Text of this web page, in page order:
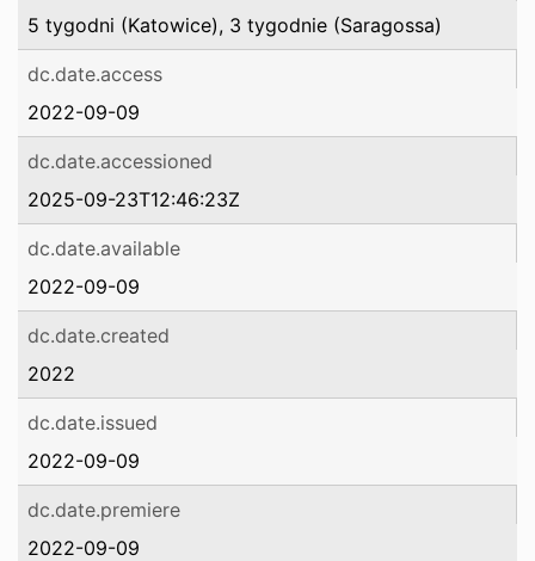
5 tygodni (Katowice), 3 tygodnie (Saragossa)
dc.date.access
2022-09-09
dc.date.accessioned
2025-09-23T12:46:23Z
dc.date.available
2022-09-09
dc.date.created
2022
dc.date.issued
2022-09-09
dc.date.premiere
2022-09-09